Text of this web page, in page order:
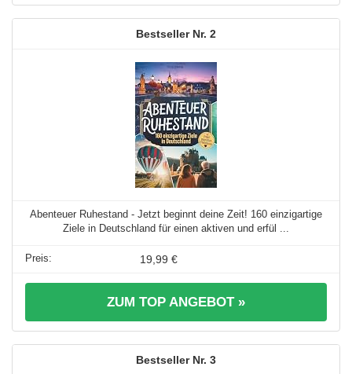
2
Abenteuer Ruhestand - Jetzt beginnt deine Zeit! 160 einzigartige
Ziele in Deutschland für einen aktiven und erfül ...
19,99 €
ZUM TOP ANGEBOT »
3